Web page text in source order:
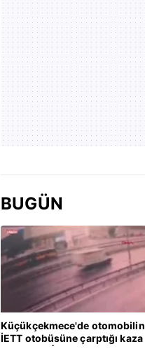
BUGÜN
Küçükçekmece'de otomobilin
İETT otobüsüne çarptığı kaza